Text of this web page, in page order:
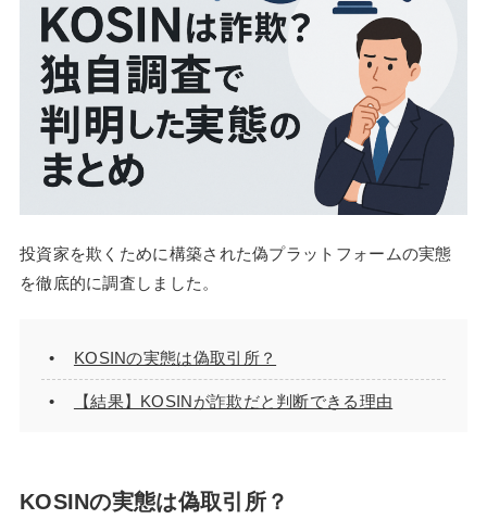
投資家を欺くために構築された偽プラットフォームの実態
を徹底的に調査しました。
KOSINの実態は偽取引所？
【結果】KOSINが詐欺だと判断できる理由
KOSINの実態は偽取引所？